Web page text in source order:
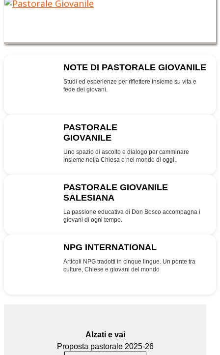
NOTE DI PASTORALE GIOVANILE
Studi ed esperienze per riflettere insieme su vita e
fede dei giovani.
PASTORALE
GIOVANILE
Uno spazio di ascolto e dialogo per camminare
insieme nella Chiesa e nel mondo di oggi.
PASTORALE GIOVANILE
SALESIANA
La passione educativa di Don Bosco accompagna i
giovani di ogni tempo.
NPG INTERNATIONAL
Articoli NPG tradotti in cinque lingue. Un ponte tra
culture, Chiese e giovani del mondo
Alzati e vai
Proposta pastorale 2025-26